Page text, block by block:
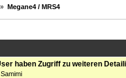
» Megane4 / MRS4
haben Zugriff zu weiteren